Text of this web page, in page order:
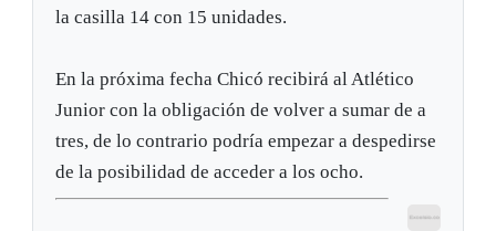
la casilla 14 con 15 unidades.
En la próxima fecha Chicó recibirá al Atlético
Junior con la obligación de volver a sumar de a
tres, de lo contrario podría empezar a despedirse
de la posibilidad de acceder a los ocho.